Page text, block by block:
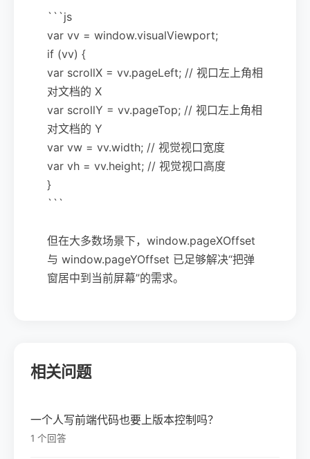
```js
var vv = window.visualViewport;
if (vv) {
var scrollX = vv.pageLeft; // 视口左上角相
对文档的 X
var scrollY = vv.pageTop; // 视口左上角相
对文档的 Y
var vw = vv.width; // 视觉视口宽度
var vh = vv.height; // 视觉视口高度
}
```
但在大多数场景下，window.pageXOffset
与 window.pageYOffset 已足够解决“把弹
窗居中到当前屏幕”的需求。
相关问题
一个人写前端代码也要上版本控制吗？
1 个回答